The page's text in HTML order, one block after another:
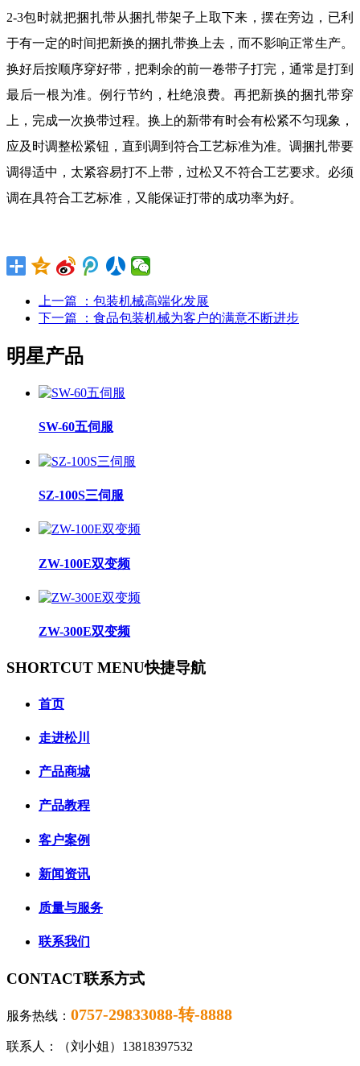
2-3包时就把捆扎带从捆扎带架子上取下来，摆在旁边，已利
于有一定的时间把新换的捆扎带换上去，而不影响正常生产。
换好后按顺序穿好带，把剩余的前一卷带子打完，通常是打到
最后一根为准。例行节约，杜绝浪费。再把新换的捆扎带穿
上，完成一次换带过程。换上的新带有时会有松紧不匀现象，
应及时调整松紧钮，直到调到符合工艺标准为准。调捆扎带要
调得适中，太紧容易打不上带，过松又不符合工艺要求。必须
调在具符合工艺标准，又能保证打带的成功率为好。
上一篇
：包装机械高端化发展
下一篇
：食品包装机械为客户的满意不断进步
明星产品
SW-60五伺服
SZ-100S三伺服
ZW-100E双变频
ZW-300E双变频
SHORTCUT MENU快捷导航
首页
走进松川
产品商城
产品教程
客户案例
新闻资讯
质量与服务
联系我们
CONTACT联系方式
服务热线： 0757-29833088-转-8888
联系人：（刘小姐）13818397532